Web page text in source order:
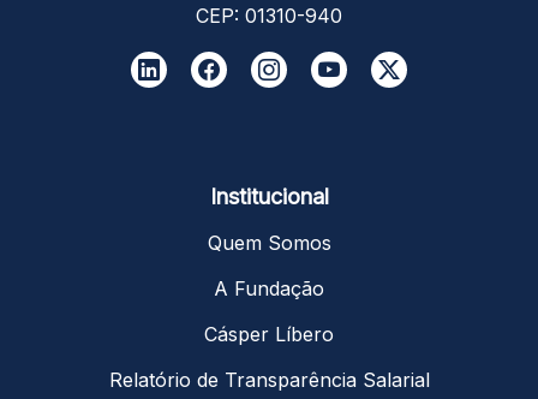
CEP: 01310-940
Institucional
Quem Somos
A Fundação
Cásper Líbero
Relatório de Transparência Salarial